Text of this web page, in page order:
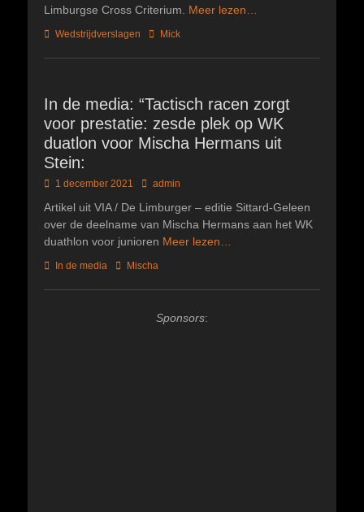
Limburgse Cross Criterium. Meer lezen…
Categorieën
Wedstrijdverslagen TagsMick
In de media: “Tactisch racen zorgt
voor prestatie: zesde plek op WK
duatlon voor Mischa Hermans uit
Stein:
Geplaatst
1 december 2021 Author
admin
Artikel uit VIA / De Limburger – editie Sittard-Geleen
over de deelname van Mischa Hermans aan het WK
duathlon voor junioren Meer lezen…
Categorieën
In de media TagsMischa
Sponsors: